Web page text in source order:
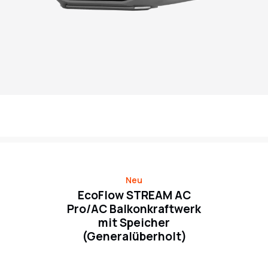
Neu
EcoFlow STREAM AC
Pro/AC Balkonkraftwerk
mit Speicher
(Generalüberholt)